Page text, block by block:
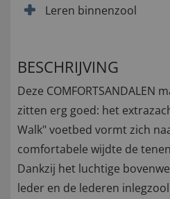
Leren binnenzool
BESCHRIJVING
Deze COMFORTSANDALEN
zitten erg goed: het
Walk" voetbed vormt zich
comfortabele wijdte de
Dankzij het luchtige
leder en de lederen